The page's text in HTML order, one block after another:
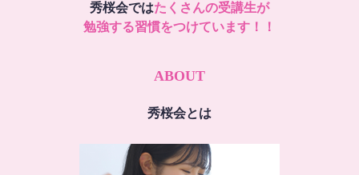
秀桜会ではたくさんの受講生が
勉強する習慣をつけています！！
ABOUT
秀桜会とは